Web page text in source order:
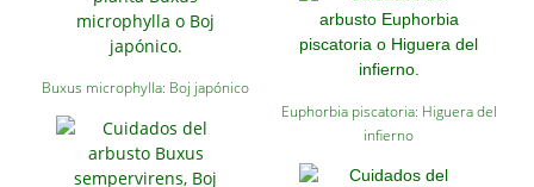
Buxus microphylla: Boj japónico
Euphorbia piscatoria: Higuera del
infierno